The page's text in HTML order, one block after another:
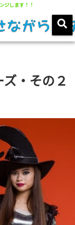
ジします！！
・その２